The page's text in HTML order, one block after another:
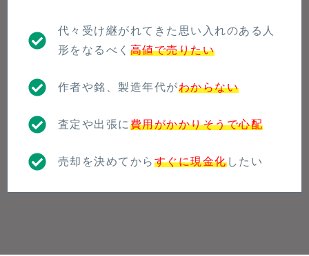
代々受け継がれてきた思い入れのある人
形をなるべく 高値で売りたい
作者や銘、製造年代がわからない
査定や出張に 費用がかかりそうで心配
売却を決めてから すぐに現金化したい